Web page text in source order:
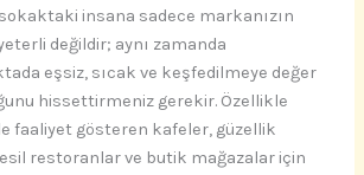
insana sadece markanızın
değildir; aynı zamanda
eşsiz, sıcak ve keşfedilmeye değer
hissettirmeniz gerekir. Özellikle
faaliyet gösteren kafeler, güzellik
restoranlar ve butik mağazalar için